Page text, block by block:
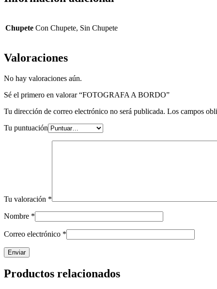
Chupete Con Chupete, Sin Chupete
Valoraciones
No hay valoraciones aún.
Sé el primero en valorar “FOTOGRAFA A BORDO”
Tu dirección de correo electrónico no será publicada. Los campos
Tu puntuación
Tu valoración *
Nombre *
Correo electrónico *
Productos relacionados